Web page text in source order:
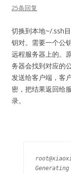
25条回复
切换到本地~/.ssh
钥对。需要一个公
远程服务器上的。
务器会找到对应的
发送给客户端，客
密，把结果返回给
录。